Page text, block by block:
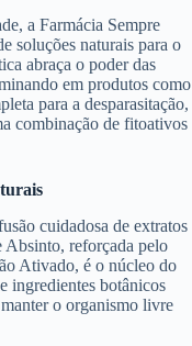
a Farmácia Sempre
soluções naturais para o
abraça o poder das
em produtos como
para a desparasitação,
combinação de fitoativos
cuidadosa de extratos
Absinto, reforçada pelo
Ativado, é o núcleo do
ingredientes botânicos
o organismo livre